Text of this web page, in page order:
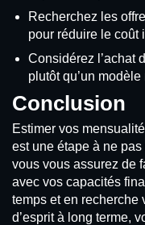
Recherchez les
pour réduire le coût
Considérez l’achat
plutôt qu’un modèle
Conclusion
Estimer vos
est une étape à ne
vous vous assurez de
avec vos capacités
temps et en recherche
d’esprit à long terme,